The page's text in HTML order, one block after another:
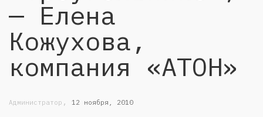
— Елена
Кожухова,
компания «АТОН»
Администратор , 12 ноября, 2010